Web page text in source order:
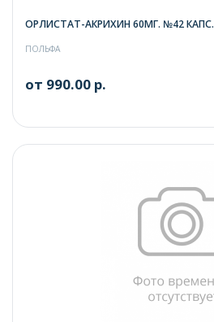
ОРЛИСТАТ-АКРИХИН 60МГ. №42 КАПС.
ПОЛЬФА
от 990.00 р.